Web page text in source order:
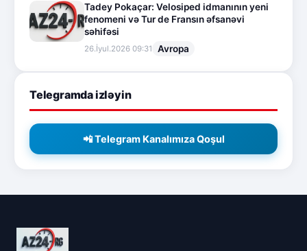
Tadey Pokaçar: Velosiped idmanının yeni
fenomeni və Tur de Fransın əfsanəvi
səhifəsi
26.İyul.2026 09:31 Avropa
Telegramda izləyin
📲 Telegram Kanalımıza Qoşul